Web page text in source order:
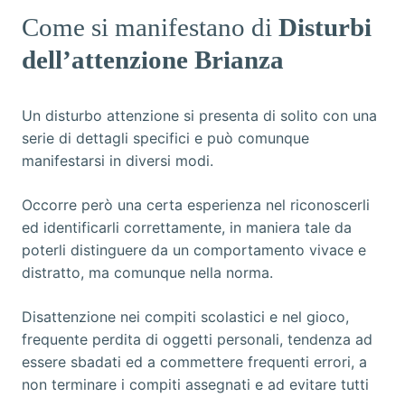
Come si manifestano di Disturbi
dell’attenzione Brianza
Un disturbo attenzione si presenta di solito con una
serie di dettagli specifici e può comunque
manifestarsi in diversi modi.
Occorre però una certa esperienza nel riconoscerli
ed identificarli correttamente, in maniera tale da
poterli distinguere da un comportamento vivace e
distratto, ma comunque nella norma.
Disattenzione nei compiti scolastici e nel gioco,
frequente perdita di oggetti personali, tendenza ad
essere sbadati ed a commettere frequenti errori, a
non terminare i compiti assegnati e ad evitare tutti